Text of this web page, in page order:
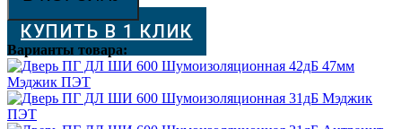
600
Шумоизоляционная
31дБ
Рустик
КУПИТЬ В 1 КЛИК
Варианты товара: